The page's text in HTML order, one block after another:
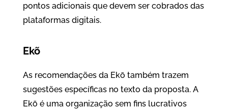
pontos adicionais que devem ser cobrados das
plataformas digitais.
Ekõ
As recomendações da Ekō também trazem
sugestões específicas no texto da proposta. A
Ekō é uma organização sem fins lucrativos